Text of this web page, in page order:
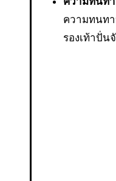
ความทนทา
รองเท้าปั่น